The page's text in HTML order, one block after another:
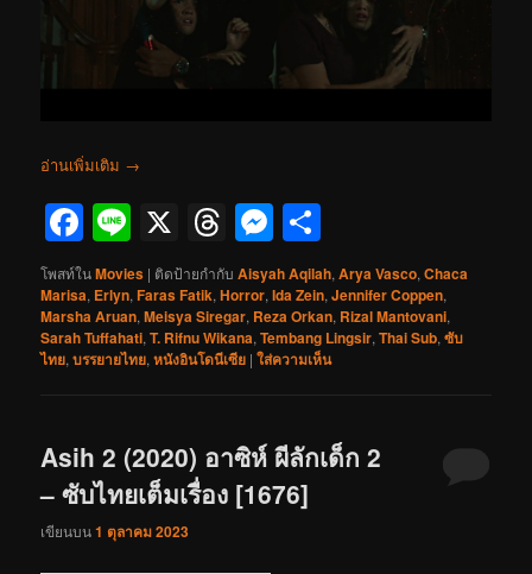
อ่านเพิ่มเติม →
Facebook
Line
X Threads
Messenger
โพสท์ในMovies | ติดป้ายกำกับ Aisyah Aqilah,Arya Vasco,Chaca
Marisa, Erlyn,Faras Fatik,Horror,Ida Zein,Jennifer Coppen,
Marsha Aruan,Meisya Siregar, Reza Orkan, Rizal Mantovani,
Sarah Tuffahati,T. Rifnu Wikana,Tembang Lingsir,Thai Sub,ซับ
ไทย,บรรยายไทย,หนังอินโดนีเซีย |ใส่ความเห็น
Asih 2 (2020) อาซิห์ ผีลักเด็ก 2
– ซับไทยเต็มเรื่อง [1676]
เขียนบน1 ตุลาคม 2023